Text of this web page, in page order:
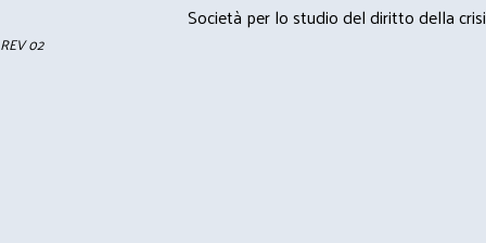
Società per lo studio del diritto della crisi
REV 02